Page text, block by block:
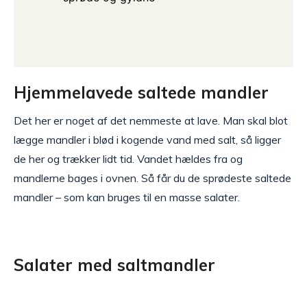
Hjemmelavede saltede mandler
Det her er noget af det nemmeste at lave. Man skal blot
lægge mandler i blød i kogende vand med salt, så ligger
de her og trækker lidt tid. Vandet hældes fra og
mandlerne bages i ovnen. Så får du de sprødeste saltede
mandler – som kan bruges til en masse salater.
Salater med saltmandler